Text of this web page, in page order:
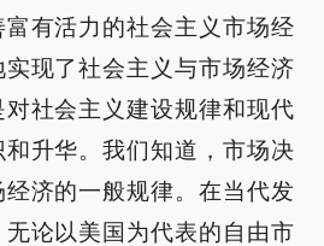
有活力的社会主义市场经
现了社会主义与市场经济
社会主义建设规律和现代
升华。我们知道，市场决
济的一般规律。在当代发
论以美国为代表的自由市